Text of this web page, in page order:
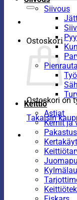
Ostoskori
Ostoskori on
Takaisin
Siivous
Pienrauta
Keittiö
Astiat
Kernit ja